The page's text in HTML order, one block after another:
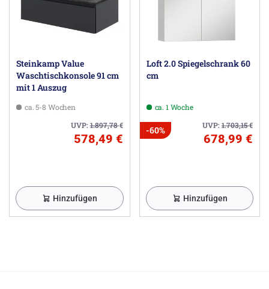
Steinkamp Value
Waschtischkonsole 91 cm
mit 1 Auszug
ca. 5-8 Wochen
UVP:1.897,78€
578,49 €
Hinzufügen
Loft 2.0 Spiegelschrank 60
cm
ca. 1 Woche
UVP:1.703,15€
-60%
678,99 €
Hinzufügen